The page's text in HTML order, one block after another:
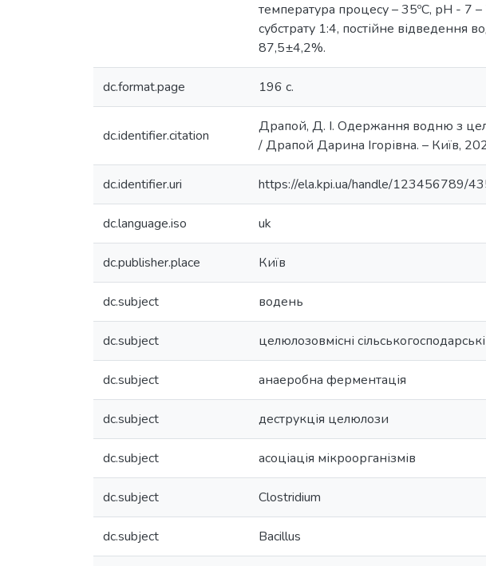
температура процесу – 35ºC, рН - 7
субстрату 1:4, постійне відведення
87,5±4,2%.
dc.format.page 196 с.
dc.identifier.citation
Драпой, Д. І. Одержання водню з
/ Драпой Дарина Ігорівна. – Київ,
dc.identifier.uri https://ela.kpi.ua/handle/123456789/
dc.language.iso uk
dc.publisher.place Київ
dc.subject водень
dc.subject целюлозовмісні
dc.subject анаеробна ферментація
dc.subject деструкція целюлози
dc.subject асоціація мікроорганізмів
dc.subject Clostridium
dc.subject Bacillus